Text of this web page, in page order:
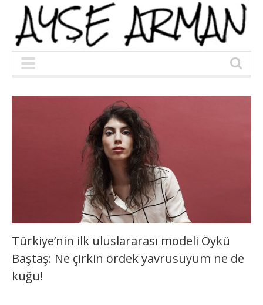
Türkiye’nin ilk uluslararası modeli Öykü
Baştaş: Ne çirkin ördek yavrusuyum ne de
kuğu!